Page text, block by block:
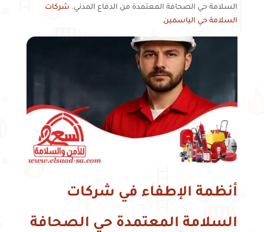
السلامة حي الصحافة المعتمدة من الدفاع المدني. شركات
السلامة حي الياسمين
أنظمة الإطفاء في شركات
السلامة المعتمدة حي الصحافة